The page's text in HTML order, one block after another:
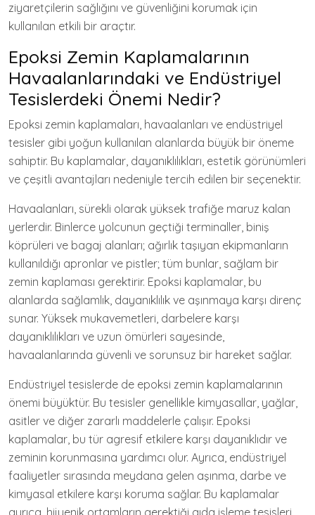
ziyaretçilerin sağlığını ve güvenliğini korumak için
kullanılan etkili bir araçtır.
Epoksi Zemin Kaplamalarının
Havaalanlarındaki ve Endüstriyel
Tesislerdeki Önemi Nedir?
Epoksi zemin kaplamaları, havaalanları ve endüstriyel
tesisler gibi yoğun kullanılan alanlarda büyük bir öneme
sahiptir. Bu kaplamalar, dayanıklılıkları, estetik görünümleri
ve çeşitli avantajları nedeniyle tercih edilen bir seçenektir.
Havaalanları, sürekli olarak yüksek trafiğe maruz kalan
yerlerdir. Binlerce yolcunun geçtiği terminaller, biniş
köprüleri ve bagaj alanları; ağırlık taşıyan ekipmanların
kullanıldığı apronlar ve pistler; tüm bunlar, sağlam bir
zemin kaplaması gerektirir. Epoksi kaplamalar, bu
alanlarda sağlamlık, dayanıklılık ve aşınmaya karşı direnç
sunar. Yüksek mukavemetleri, darbelere karşı
dayanıklılıkları ve uzun ömürleri sayesinde,
havaalanlarında güvenli ve sorunsuz bir hareket sağlar.
Endüstriyel tesislerde de epoksi zemin kaplamalarının
önemi büyüktür. Bu tesisler genellikle kimyasallar, yağlar,
asitler ve diğer zararlı maddelerle çalışır. Epoksi
kaplamalar, bu tür agresif etkilere karşı dayanıklıdır ve
zeminin korunmasına yardımcı olur. Ayrıca, endüstriyel
faaliyetler sırasında meydana gelen aşınma, darbe ve
kimyasal etkilere karşı koruma sağlar. Bu kaplamalar
ayrıca, hijyenik ortamların gerektiği gıda işleme tesisleri